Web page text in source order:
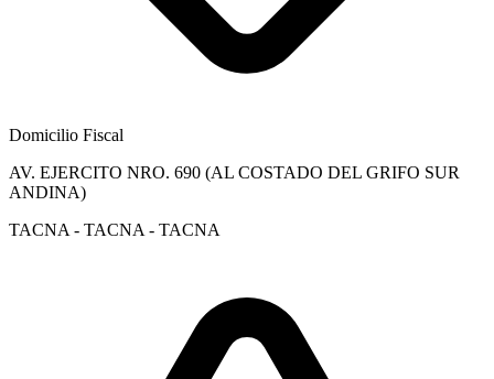
Domicilio Fiscal
AV. EJERCITO NRO. 690 (AL COSTADO DEL GRIFO SUR
ANDINA)
TACNA - TACNA - TACNA